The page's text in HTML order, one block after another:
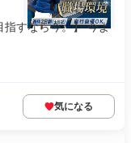
指すなら今。】 今よ
気になる